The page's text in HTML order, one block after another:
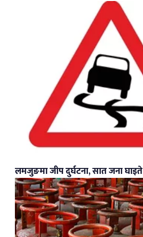
लमजुङमा जीप दुर्घटना, सात जना घाइते